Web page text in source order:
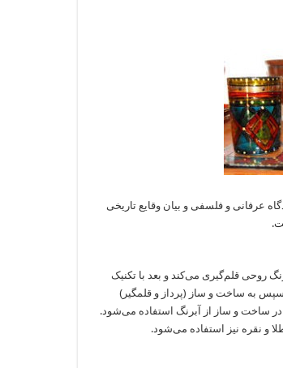
عرفانی و فلسفی و بیان وقایع تاریخی
روحی قلم‌گیری می‌کند و بعد با تکنیک
به ساخت و ساز (پرداز و قلمگیر)
ساخت و ساز از آبرنگ استفاده می‌شود.
و نقره نیز استفاده می‌شود.